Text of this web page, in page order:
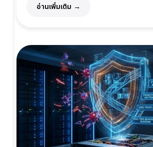
อ่านเพิ่มเติม →